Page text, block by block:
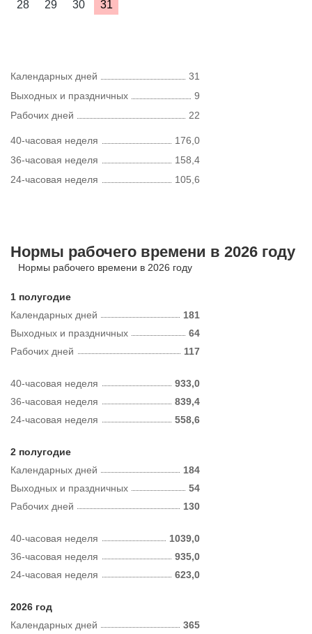
28
29 30 31
Календарных дней
31
Выходных и праздничных
9
Рабочих дней
22
40-часовая неделя
176,0
36-часовая неделя
158,4
24-часовая неделя
105,6
Нормы рабочего времени в 2026 году
Нормы рабочего времени в 2026 году
1 полугодие
Календарных дней
181
Рабочих дней 117
Выходных и праздничных 64
40-часовая неделя
933,0
36-часовая неделя
839,4
24-часовая неделя
558,6
2 полугодие
Календарных дней
184
Рабочих дней 130
Выходных и праздничных 54
40-часовая неделя
1039,0
36-часовая неделя
935,0
24-часовая неделя
623,0
2026 год
Календарных дней
365